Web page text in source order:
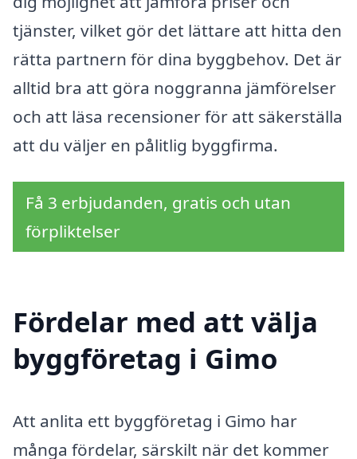
tjänster, vilket gör det lättare att hitta den
rätta partnern för dina byggbehov. Det är
alltid bra att göra noggranna jämförelser
och att läsa recensioner för att säkerställa
att du väljer en pålitlig byggfirma.
Få 3 erbjudanden, gratis och utan
förpliktelser
Fördelar med att välja
byggföretag i Gimo
Att anlita ett byggföretag i Gimo har
många fördelar, särskilt när det kommer